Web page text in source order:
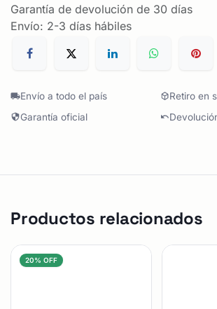
Garantía de devolución de 30 días
Envío: 2-3 días hábiles
Envío a todo el país
Retiro en
Garantía oficial
Productos relacionados
20% OFF